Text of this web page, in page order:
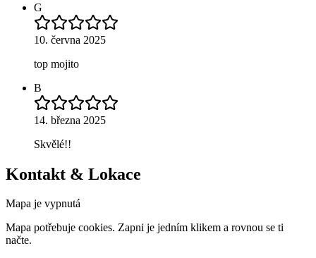
G
10. června 2025
top mojito
B
14. března 2025
Skvělé!!
Kontakt & Lokace
Mapa je vypnutá
Mapa potřebuje cookies. Zapni je jedním klikem a rovnou se ti
načte.